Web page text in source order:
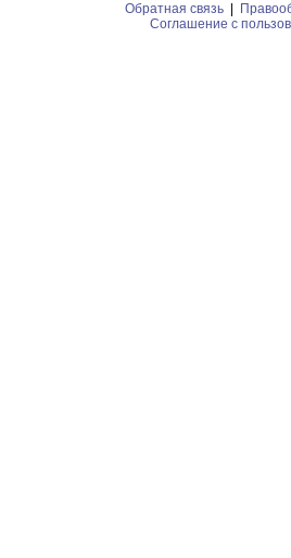
Обратная связь
Соглашение с